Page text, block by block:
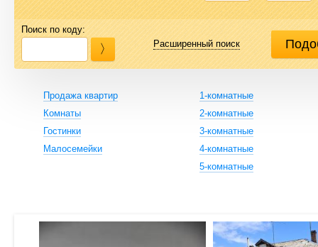
Поиск по коду:
Расширенный поиск
Продажа квартир
Комнаты
Гостинки
Малосемейки
1-комнатные
2-комнатные
3-комнатные
4-комнатные
5-комнатные